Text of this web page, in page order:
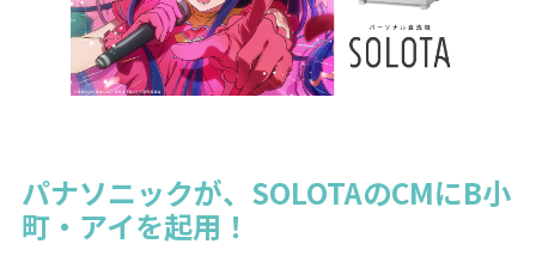
パナソニックが、SOLOTAのCMにB小
町・アイを起用！